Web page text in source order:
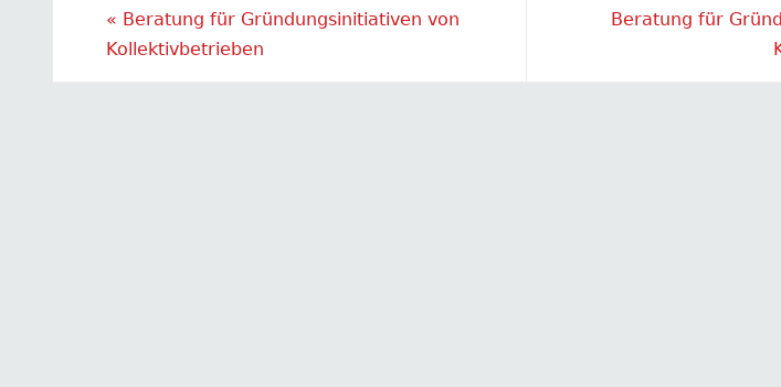
« Beratung für Gründungsinitiativen von
Kollektivbetrieben
Beratung für